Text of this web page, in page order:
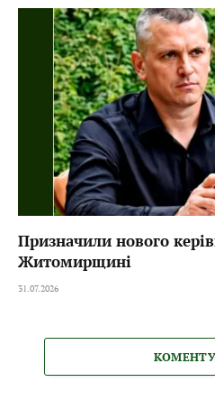
Призначили нового
Житомирщині
31.07.2026